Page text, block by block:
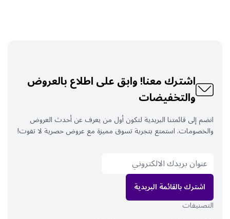
اشترك معنا! وابق على اطلاع بالعروض
والتخفيضات
انضم إلى قائمتنا البريدية لتكون أول من يعرف عن أحدث العروض
والخصومات. استمتع بتجربة تسوق مميزة مع عروض حصرية لا تفوت!
اشترك بالقائمة البريدية
التصنيفات